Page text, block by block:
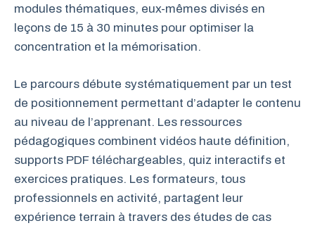
modules thématiques, eux-mêmes divisés en
leçons de 15 à 30 minutes pour optimiser la
concentration et la mémorisation.
Le parcours débute systématiquement par un test
de positionnement permettant d’adapter le contenu
au niveau de l’apprenant. Les ressources
pédagogiques combinent vidéos haute définition,
supports PDF téléchargeables, quiz interactifs et
exercices pratiques. Les formateurs, tous
professionnels en activité, partagent leur
expérience terrain à travers des études de cas